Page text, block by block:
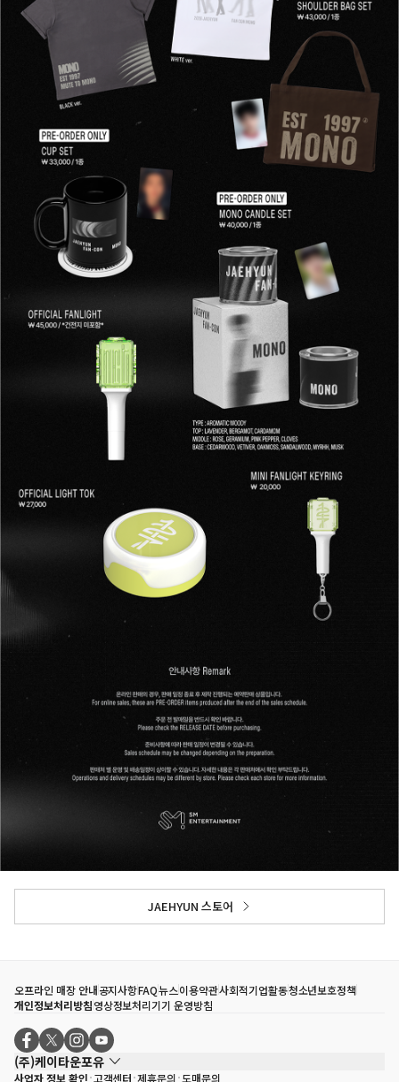
JAEHYUN 스토어
오프라인 매장 안내공지사항FAQ뉴스이용약관사회적기업활동청소년보호정책
개인정보처리방침영상정보처리기기 운영방침
(주)케이타운포유
사업자 정보 확인 고객센터 제휴문의 도매문의